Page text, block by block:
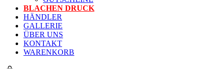
BLACHEN DRUCK
HÄNDLER
GALLERIE
ÜBER UNS
KONTAKT
WARENKORB